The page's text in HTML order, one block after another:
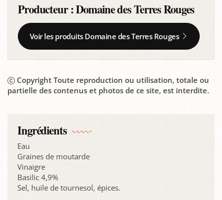
Producteur :Domaine des Terres Rouges
Voir les produits Domaine des Terres Rouges
Copyright Toute reproduction ou utilisation, totale ou
partielle des contenus et photos de ce site, est interdite.
Ingrédients
Eau
Graines de moutarde
Vinaigre
Basilic 4,9%
Sel, huile de tournesol, épices.